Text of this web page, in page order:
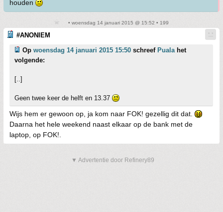
houden
• woensdag 14 januari 2015 @ 15:52 • 199
#ANONIEM
Op woensdag 14 januari 2015 15:50 schreef Pualahet
volgende:
[..]
Geen twee keer de helft en 13.37
Wijs hem er gewoon op, ja kom naar FOK! gezellig dit dat.
Daarna het hele weekend naast elkaar op de bank met de
laptop, op FOK!.
▼ Advertentie door Refinery89